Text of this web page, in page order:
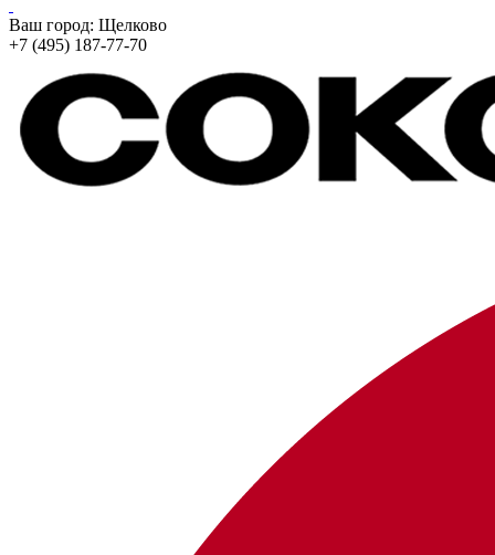
Ваш город: Щелково
+7 (495) 187-77-70